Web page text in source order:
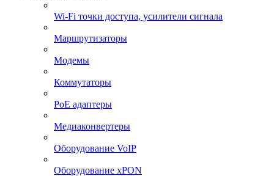
Wi-Fi точки доступа, усилители сигнала
Маршрутизаторы
Модемы
Коммутаторы
PoE адаптеры
Медиаконвертеры
Оборудование VoIP
Оборудование xPON